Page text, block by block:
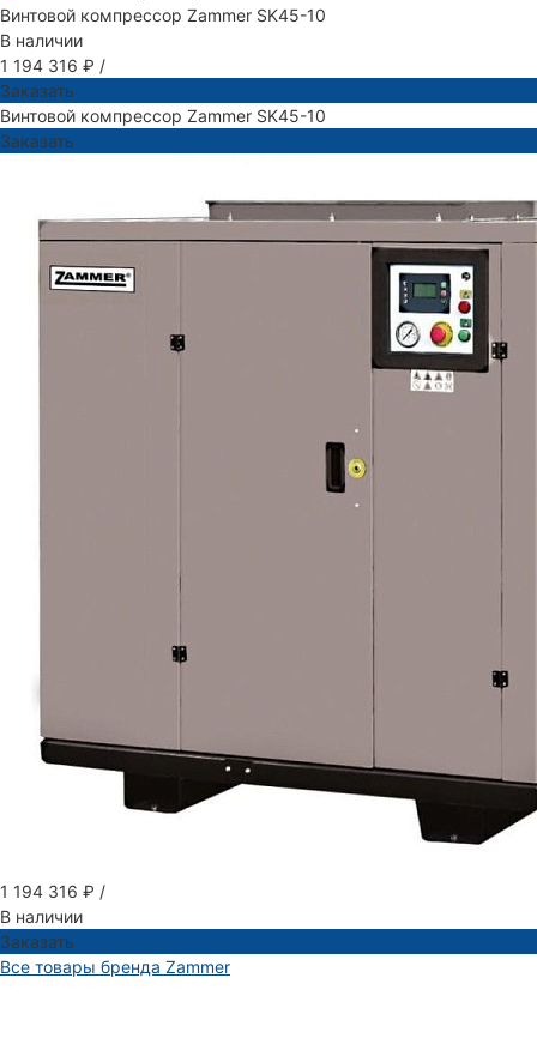
Винтовой компрессор Zammer SK45-10
В наличии
1 194 316 ₽ /
Заказать
Винтовой компрессор Zammer SK45-10
Заказать
1 194 316 ₽ /
В наличии
Заказать
Все товары бренда Zammer